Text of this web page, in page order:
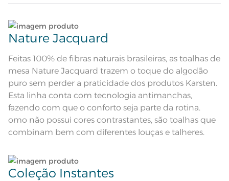
por toda sua extensão formando
Composição
Cor Verde
Cor Comercial Verde Oliva
Itens Inclusos 1 Toalha de Mesa
Acabamento
Lave tipos de tecidos distintos separadamente;
Não lave cores claras e cores escuras no mesmo
ciclo;
No caso de derramamento acidental de líquidos,
condimentos ou molhos sobre o tecido, limpe
imediatamente utilizando um pano umedecido
em água sem comprimir ou friccionar a sujeira
para dentro, e deixe secar naturalmente;
do excesso da sujeira, submeta o tecido à lavagem
conforme instruções na etiqueta;
Nature Jacquard
Feitas 100% de fibras naturais brasileiras, as toalhas de
mesa Nature Jacquard trazem o toque do algodão
puro sem perder a praticidade dos produtos Karsten.
Esta linha conta com tecnologia antimanchas,
fazendo com que o conforto seja parte da rotina.
omo não possui cores contrastantes, são toalhas que
combinam bem com diferentes louças e talheres.
Coleção Instantes